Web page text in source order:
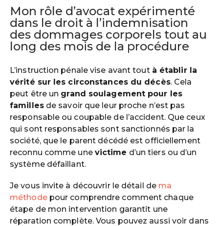
Mon rôle d’avocat expérimenté
dans le droit à l’indemnisation
des dommages corporels tout au
long des mois de la procédure
L’instruction pénale vise avant tout à établir la
vérité sur les circonstances du décès. Cela
peut être un grand soulagement pour les
famillesde savoir que leur proche n’est pas
responsable ou coupable de l’accident. Que ceux
qui sont responsables sont sanctionnés par la
société, que le parent décédé est officiellement
reconnu comme une victime d’un tiers ou d’un
système défaillant.
Je vous invite à découvrir le détail de ma
méthodepour comprendre comment chaque
étape de mon intervention garantit une
réparation complète. Vous pouvez aussi voir dans